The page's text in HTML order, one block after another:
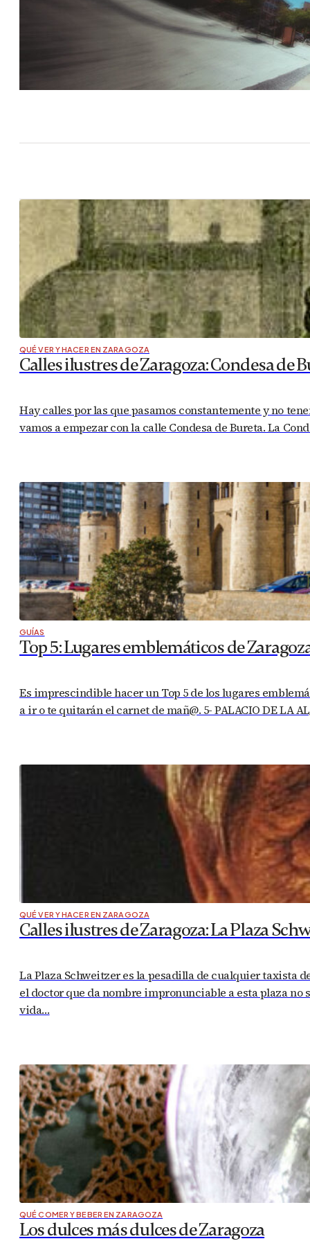
QUÉ VER Y HACER EN ZARAGOZA
Calles ilustres de Zaragoza: Condesa de
Hay calles por las que pasamos constantemente y no
vamos a empezar con la calle Condesa de Bureta. La
GUÍAS
Top 5: Lugares emblemáticos de
Es imprescindible hacer un Top 5 de los lugares
a ir o te quitarán el carnet de mañ@. 5- PALACIO DE LA
QUÉ VER Y HACER EN ZARAGOZA
Calles ilustres de Zaragoza: La Plaza
La Plaza Schweitzer es la pesadilla de cualquier taxista
el doctor que da nombre impronunciable a esta plaza
vida…
QUÉ COMER Y BEBER EN ZARAGOZA
Los dulces más dulces de Zaragoza